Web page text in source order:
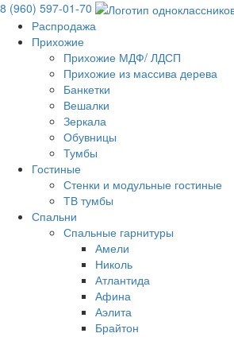
8 (960) 597-01-70
Распродажа
Прихожие
Прихожие МДФ/ ЛДСП
Прихожие из массива дерева
Банкетки
Вешалки
Зеркала
Обувницы
Тумбы
Гостиные
Стенки и модульные гостиные
ТВ тумбы
Спальни
Спальные гарнитуры
Амели
Николь
Атлантида
Афина
Аэлита
Брайтон